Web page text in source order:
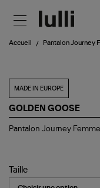
Accueil Pantalon Journey
MADE IN EUROPE
GOLDEN GOOSE
Pantalon
Noir
Pantalon Journey
Taille